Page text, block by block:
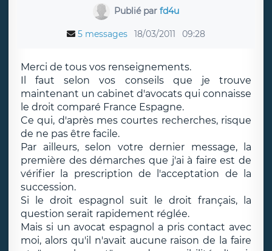
Publié parfd4u
5 messages 18/03/2011 09:28
Merci de tous vos renseignements.
Il faut selon vos conseils que je trouve
maintenant un cabinet d'avocats qui connaisse
le droit comparé France Espagne.
Ce qui, d'après mes courtes recherches, risque
de ne pas être facile.
Par ailleurs, selon votre dernier message, la
première des démarches que j'ai à faire est de
vérifier la prescription de l'acceptation de la
succession.
Si le droit espagnol suit le droit français, la
question serait rapidement réglée.
Mais si un avocat espagnol a pris contact avec
moi, alors qu'il n'avait aucune raison de la faire